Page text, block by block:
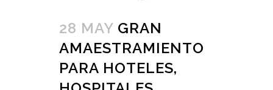
28 MAY GRAN
AMAESTRAMIENTO
PARA HOTELES,